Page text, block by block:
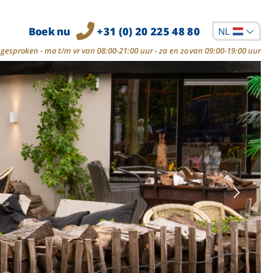
Boek nu +31 (0) 20 225 48 80 NL
- ma t/m vr van 08:00-21:00 uur - za en zo van 09:00-19:00 uur